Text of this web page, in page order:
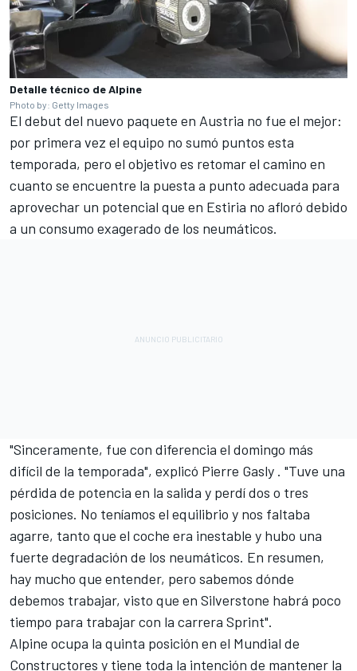
Detalle técnico de Alpine
Photo by: Getty Images
El debut del nuevo paquete en Austria no fue el mejor:
por primera vez el equipo no sumó puntos esta
temporada, pero el objetivo es retomar el camino en
cuanto se encuentre la puesta a punto adecuada para
aprovechar un potencial que en Estiria no afloró debido
a un consumo exagerado de los neumáticos.
"Sinceramente, fue con diferencia el domingo más
difícil de la temporada", explicó Pierre Gasly . "Tuve una
pérdida de potencia en la salida y perdí dos o tres
posiciones. No teníamos el equilibrio y nos faltaba
agarre, tanto que el coche era inestable y hubo una
fuerte degradación de los neumáticos. En resumen,
hay mucho que entender, pero sabemos dónde
debemos trabajar, visto que en Silverstone habrá poco
tiempo para trabajar con la carrera Sprint".
Alpine ocupa la quinta posición en el Mundial de
Constructores y tiene toda la intención de mantener la